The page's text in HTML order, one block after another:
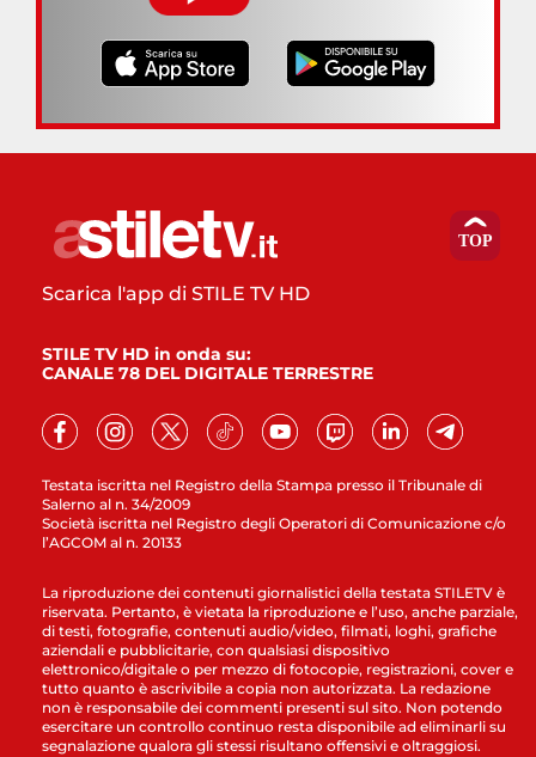
Testata iscritta nel Registro della Stampa presso il Tribunale di
Salerno al n. 34/2009
Società iscritta nel Registro degli Operatori di Comunicazione c/o
l’AGCOM al n. 20133
Scarica l'app di STILE TV HD
STILE TV HD in onda su:
CANALE 78 DEL DIGITALE TERRESTRE
La riproduzione dei contenuti giornalistici della testata STILETV è
riservata. Pertanto, è vietata la riproduzione e l’uso, anche parziale,
di testi, fotografie, contenuti audio/video, filmati, loghi, grafiche
aziendali e pubblicitarie, con qualsiasi dispositivo
elettronico/digitale o per mezzo di fotocopie, registrazioni, cover e
tutto quanto è ascrivibile a copia non autorizzata. La redazione
non è responsabile dei commenti presenti sul sito. Non potendo
esercitare un controllo continuo resta disponibile ad eliminarli su
segnalazione qualora gli stessi risultano offensivi e oltraggiosi.